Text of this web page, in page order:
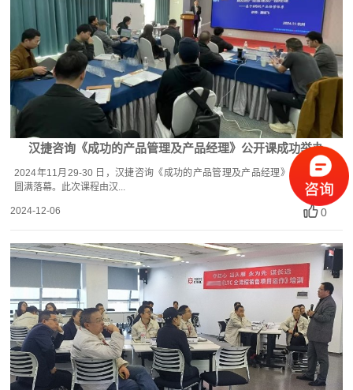
汉捷咨询《成功的产品管理及产品经理》公开课成功举办
2024年11月29-30 日，汉捷咨询《成功的产品管理及产品经理》课程于杭州
圆满落幕。此次课程由汉...
2024-12-06 0